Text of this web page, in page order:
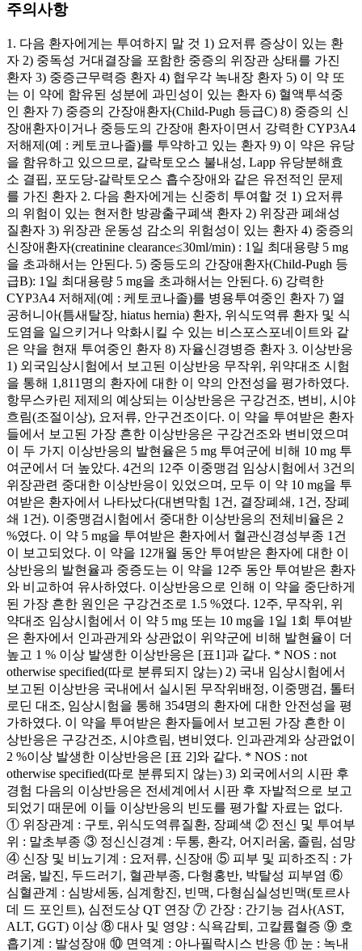
주의사항
1. 다음 환자에게는 투여하지 말 것 1) 요저류 증상이 있는 환
자 2) 중독성 거대결장을 포함한 중증의 위장관 상태를 가진
환자 3) 중증근무력증 환자 4) 협우각 녹내장 환자 5) 이 약 또
는 이 약에 함유된 성분에 과민성이 있는 환자 6) 혈액투석중
인 환자 7) 중증의 간장애환자(Child-Pugh 등급C) 8) 중증의 신
장애환자이거나 중등도의 간장애 환자이면서 강력한 CYP3A4
저해제(예 : 케토코나졸)를 투약하고 있는 환자 9) 이 약은 유당
을 함유하고 있으므로, 갈락토오스 불내성, Lapp 유당분해효
소 결핍, 포도당-갈락토오스 흡수장애와 같은 유전적인 문제
를 가진 환자 2. 다음 환자에게는 신중히 투여할 것 1) 요저류
의 위험이 있는 현저한 방광출구폐색 환자 2) 위장관 폐쇄성
질환자 3) 위장관 운동성 감소의 위험성이 있는 환자 4) 중증의
신장애환자(creatinine clearance≤30ml/min) : 1일 최대용량 5 mg
을 초과해서는 안된다. 5) 중등도의 간장애환자(Child-Pugh 등
급B): 1일 최대용량 5 mg을 초과해서는 안된다. 6) 강력한
CYP3A4 저해제(예 : 케토코나졸)를 병용투여중인 환자 7) 열
공허니아(틈새탈장, hiatus hernia) 환자, 위식도역류 환자 및 식
도염을 일으키거나 악화시킬 수 있는 비스포스포네이트와 같
은 약을 현재 투여중인 환자 8) 자율신경병증 환자 3. 이상반응
1) 외국임상시험에서 보고된 이상반응 무작위, 위약대조 시험
을 통해 1,811명의 환자에 대한 이 약의 안전성을 평가하였다.
항무스카린 제제의 예상되는 이상반응은 구강건조, 변비, 시야
흐림(조절이상), 요저류, 안구건조이다. 이 약을 투여받은 환자
들에서 보고된 가장 흔한 이상반응은 구강건조와 변비였으며
이 두 가지 이상반응의 발현율은 5 mg 투여군에 비해 10 mg 투
여군에서 더 높았다. 4건의 12주 이중맹검 임상시험에서 3건의
위장관련 중대한 이상반응이 있었으며, 모두 이 약 10 mg을 투
여받은 환자에서 나타났다(대변막힘 1건, 결장폐쇄, 1건, 장폐
쇄 1건). 이중맹검시험에서 중대한 이상반응의 전체비율은 2
%였다. 이 약 5 mg을 투여받은 환자에서 혈관신경성부종 1건
이 보고되었다. 이 약을 12개월 동안 투여받은 환자에 대한 이
상반응의 발현율과 중증도는 이 약을 12주 동안 투여받은 환자
와 비교하여 유사하였다. 이상반응으로 인해 이 약을 중단하게
된 가장 흔한 원인은 구강건조로 1.5 %였다. 12주, 무작위, 위
약대조 임상시험에서 이 약 5 mg 또는 10 mg을 1일 1회 투여받
은 환자에서 인과관게와 상관없이 위약군에 비해 발현율이 더
높고 1 % 이상 발생한 이상반응은 [표1]과 같다. * NOS : not
otherwise specified(따로 분류되지 않는) 2) 국내 임상시험에서
보고된 이상반응 국내에서 실시된 무작위배정, 이중맹검, 톨터
로딘 대조, 임상시험을 통해 354명의 환자에 대한 안전성을 평
가하였다. 이 약을 투여받은 환자들에서 보고된 가장 흔한 이
상반응은 구강건조, 시야흐림, 변비였다. 인과관계와 상관없이
2 %이상 발생한 이상반응은 [표 2]와 같다. * NOS : not
otherwise specified(따로 분류되지 않는) 3) 외국에서의 시판 후
경험 다음의 이상반응은 전세계에서 시판 후 자발적으로 보고
되었기 때문에 이들 이상반응의 빈도를 평가할 자료는 없다.
① 위장관계 : 구토, 위식도역류질환, 장폐색 ② 전신 및 투여부
위 : 말초부종 ③ 정신신경계 : 두통, 환각, 어지러움, 졸림, 섬망
④ 신장 및 비뇨기계 : 요저류, 신장애 ⑤ 피부 및 피하조직 : 가
려움, 발진, 두드러기, 혈관부종, 다형홍반, 박탈성 피부염 ⑥
심혈관계 : 심방세동, 심계항진, 빈맥, 다형심실성빈맥(토르사
데 드 포인트), 심전도상 QT 연장 ⑦ 간장 : 간기능 검사(AST,
ALT, GGT) 이상 ⑧ 대사 및 영양 : 식욕감퇴, 고칼륨혈증 ⑨ 호
흡기계 : 발성장애 ⑩ 면역계 : 아나필락시스 반응 ⑪ 눈 : 녹내